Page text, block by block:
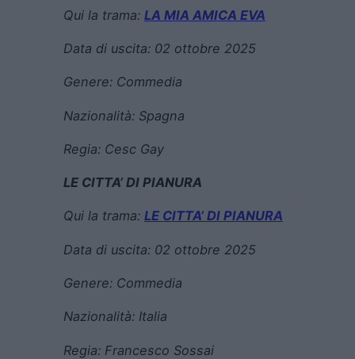
Qui la trama: LA MIA AMICA EVA
Data di uscita: 02 ottobre 2025
Genere: Commedia
Nazionalità: Spagna
Regia: Cesc Gay
LE CITTA’ DI PIANURA
Qui la trama: LE CITTA’ DI PIANURA
Data di uscita: 02 ottobre 2025
Genere: Commedia
Nazionalità: Italia
Regia: Francesco Sossai